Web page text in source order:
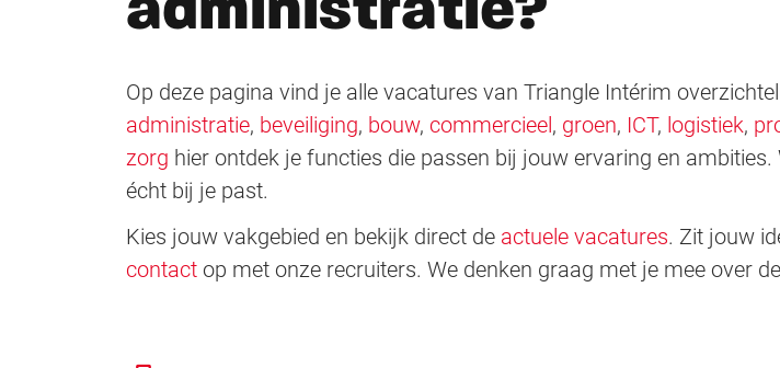
Op deze pagina vind je alle vacatures van Triangle Intérim
administratie, beveiliging, bouw, commercieel, groen, ICT, logistiek,
zorg hier ontdek je functies die passen bij jouw ervaring en
écht bij je past.
Kies jouw vakgebied en bekijk direct de actuele vacatures. Zit jouw
contact op met onze recruiters. We denken graag met je mee over